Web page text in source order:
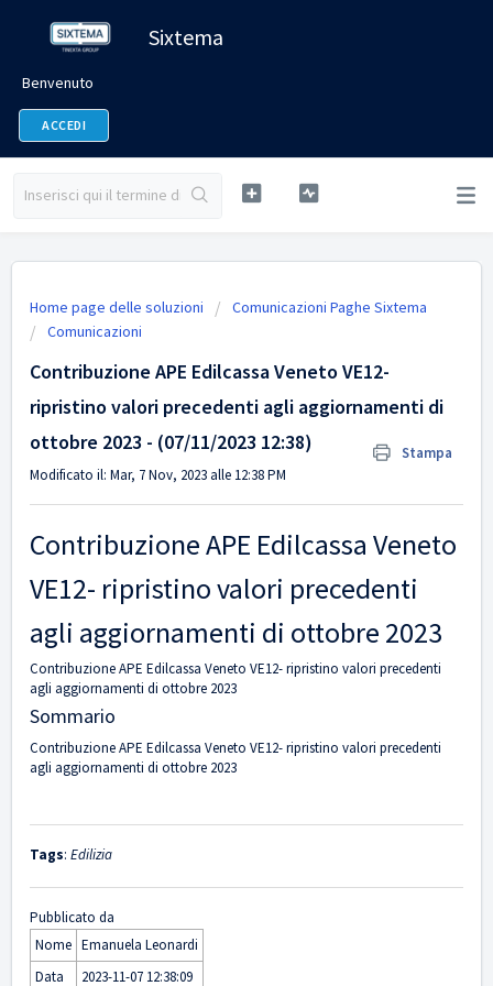
Sixtema
Benvenuto
ACCEDI
Home page delle soluzioni
Comunicazioni Paghe Sixtema
Comunicazioni
Contribuzione APE Edilcassa Veneto VE12-
ripristino valori precedenti agli aggiornamenti di
ottobre 2023 - (07/11/2023 12:38)
Stampa
Modificato il: Mar, 7 Nov, 2023 alle 12:38 PM
Contribuzione APE Edilcassa Veneto
VE12- ripristino valori precedenti
agli aggiornamenti di ottobre 2023
Contribuzione APE Edilcassa Veneto VE12- ripristino valori precedenti
agli aggiornamenti di ottobre 2023
Sommario
Contribuzione APE Edilcassa Veneto VE12- ripristino valori precedenti
agli aggiornamenti di ottobre 2023
Tags: Edilizia
Pubblicato da
Nome Emanuela Leonardi
Data
2023-11-07 12:38:09